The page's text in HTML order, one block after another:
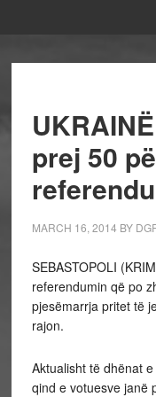
prej 50
MARCH 16, 2014 BY
SEBASTOPOLI
referendumin që po
pjesëmarrja pritet të
rajon.
Aktualisht të dhënat
qind e votuesve janë